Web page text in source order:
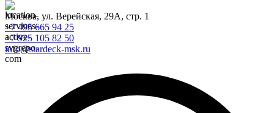
Москва, ул. Верейская, 29А, стр. 1
+7 495 665 94 25
+7 925 105 82 50
info@stardeck-msk.ru